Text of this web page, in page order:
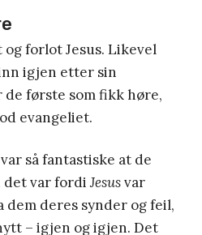
forlot Jesus. Likevel
igjen etter sin
de første som fikk høre,
evangeliet.
var så fantastiske at de
det var fordiJesusvar
dem deres synder og feil,
– igjen og igjen. Det